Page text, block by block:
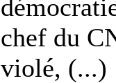
chef du
violé, (...)